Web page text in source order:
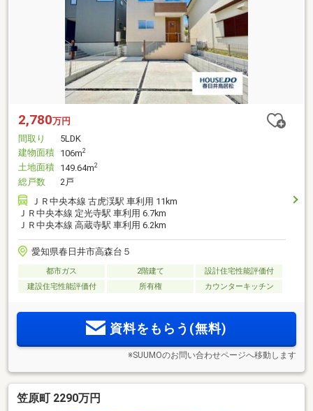
2,780万円
間取り
5LDK
建物面積 106m2
土地面積 149.64m2
総戸数
2戸
ＪＲ中央本線 古虎渓駅 車利用 11km
ＪＲ中央本線 定光寺駅 車利用 6.7km
ＪＲ中央本線 高蔵寺駅 車利用 6.2km
愛知県春日井市高森台５
都市ガス 2階建て
設計住宅性能評価付
建設住宅性能評価付
所有権 カウンターキッチン
資料をもらう(無料)
※SUUMOのお問い合わせページへ移動します
笠原町 2290万円